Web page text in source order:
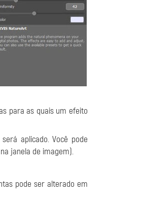
para as quais um efeito
aplicado. Você pode
janela de imagem).
pode ser alterado em